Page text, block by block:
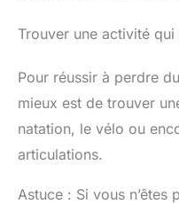
Trouver une activité
Pour réussir à perdre
mieux est de trouver
natation, le vélo ou
articulations.
Astuce : Si vous